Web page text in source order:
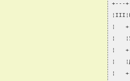
+---
¦
¦
¦
¦
¦